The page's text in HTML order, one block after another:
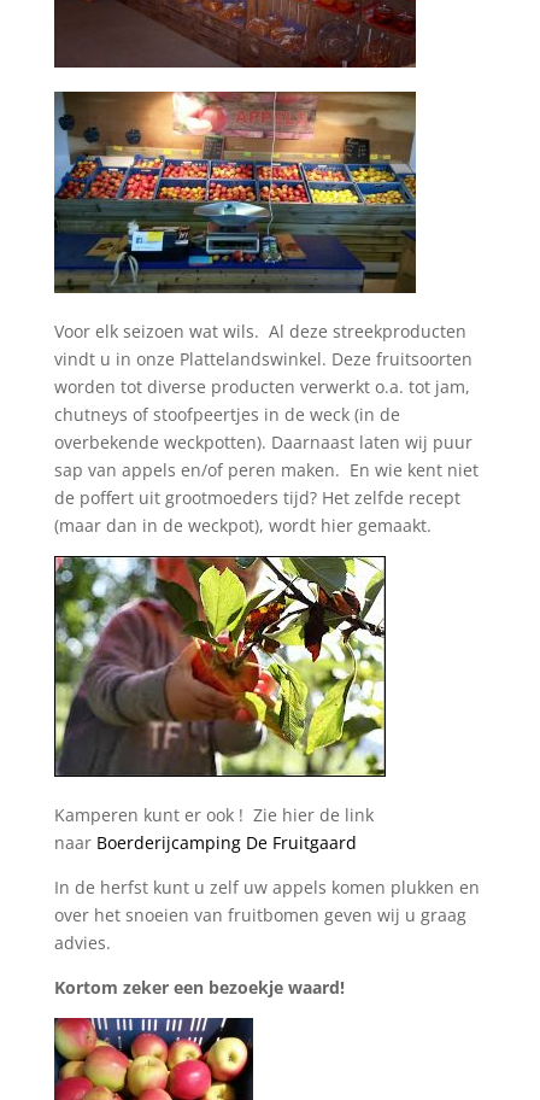
Voor elk seizoen wat wils. Al deze streekproducten
vindt u in onze Plattelandswinkel. Deze fruitsoorten
worden tot diverse producten verwerkt o.a. tot jam,
chutneys of stoofpeertjes in de weck (in de
overbekende weckpotten). Daarnaast laten wij puur
sap van appels en/of peren maken. En wie kent niet
de poffert uit grootmoeders tijd? Het zelfde recept
(maar dan in de weckpot), wordt hier gemaakt.
Kamperen kunt er ook ! Zie hier de link
naarBoerderijcamping De Fruitgaard
In de herfst kunt u zelf uw appels komen plukken en
over het snoeien van fruitbomen geven wij u graag
advies.
Kortom zeker een bezoekje waard!